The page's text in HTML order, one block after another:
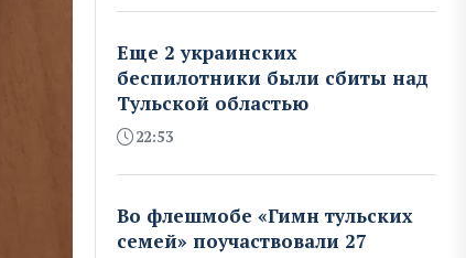
Еще 2 украинских
беспилотники были сбиты над
Тульской областью
22:53
Во флешмобе «Гимн тульских
семей» поучаствовали 27